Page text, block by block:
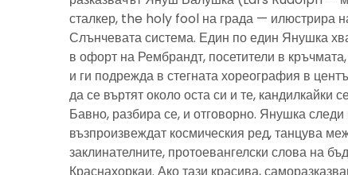
сталкер, the holy fool на града — илюстрира
Слънчевата система. Един по един Янушка
в офорт на Рембрандт, посетители в
и ги подрежда в стегната хореография в
да се въртят около оста си и те, кандилкайки
Бавно, разбира се, и отговорно. Янушка следи
възпроизвеждат космическия ред, танцува
заклинателните, протоевангелски слова на